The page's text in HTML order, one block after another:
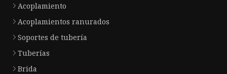
Acoplamiento
Acoplamientos ranurados
Soportes de tubería
Tuberías
Brida